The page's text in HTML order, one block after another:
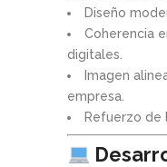
Diseño
Coherencia
digitales.
Imagen
empresa.
Refuerzo de